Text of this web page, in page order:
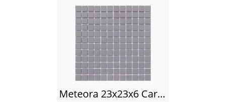
Meteora 23х23х6 Caramelle mosaic L’Universo